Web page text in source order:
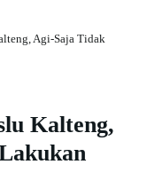
Agi-Saja Tidak
Kalteng,